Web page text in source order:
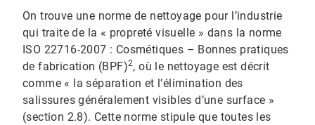
On trouve une norme de nettoyage pour l’industrie
qui traite de la « propreté visuelle » dans la norme
ISO 22716-2007 : Cosmétiques – Bonnes pratiques
de fabrication (BPF)2, où le nettoyage est décrit
comme « la séparation et l’élimination des
salissures généralement visibles d’une surface »
(section 2.8). Cette norme stipule que toutes les